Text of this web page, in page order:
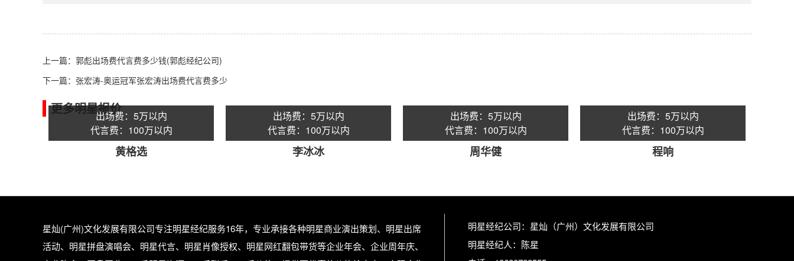
上一篇： 郭彪出场费代言费多少钱(郭彪经纪公司)
下一篇： 张宏涛-奥运冠军张宏涛出场费代言费多少
更多明星报价出场费：5万以内
代言费：100万以内
黄格选
出场费：5万以内
代言费：100万以内
李冰冰
出场费：5万以内
代言费：100万以内
周华健
出场费：5万以内
代言费：100万以内
程响
星灿(广州)文化发展有限公司专注明星经纪服务16年，专业承接各种明星商业演出策划、明星出席
活动、明星拼盘演唱会、明星代言、明星肖像授权、明星网红翻包带货等企业年会、企业周年庆、
明星经纪公司：星灿（广州）文化发展有限公司
明星经纪人：陈星